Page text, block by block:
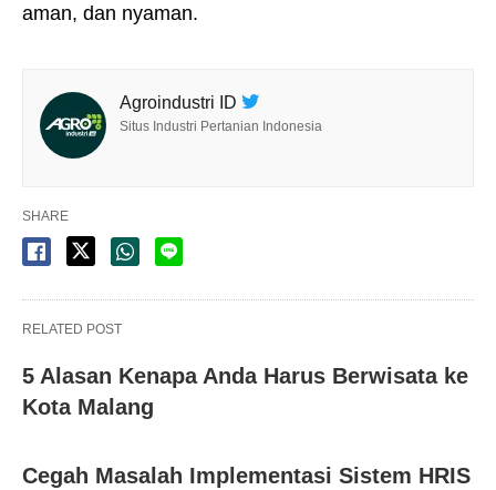
aman, dan nyaman.
Agroindustri ID
Situs Industri Pertanian Indonesia
SHARE
RELATED POST
5 Alasan Kenapa Anda Harus Berwisata ke
Kota Malang
Cegah Masalah Implementasi Sistem HRIS